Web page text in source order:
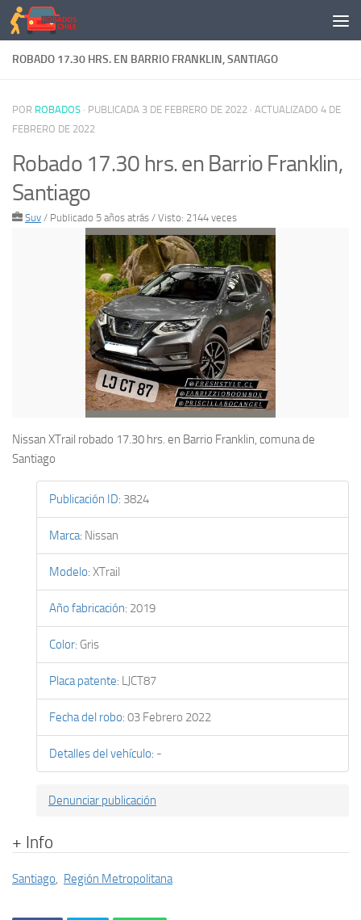
Saltar al contenido
ROBADO 17.30 HRS. EN BARRIO FRANKLIN, SANTIAGO
POR ROBADOS · PUBLICADA 3 DE FEBRERO DE 2022 · ACTUALIZADO 4 DE
FEBRERO DE 2022
Robado 17.30 hrs. en Barrio Franklin,
Santiago
Suv / Publicado 5 años atrás / Visto: 2144 veces
Nissan XTrail robado 17.30 hrs. en Barrio Franklin, comuna de
Santiago
Publicación ID: 3824
Marca: Nissan
Modelo: XTrail
Año fabricación: 2019
Color: Gris
Placa patente: LJCT87
Fecha del robo: 03 Febrero 2022
Detalles del vehículo: -
Denunciar publicación
+ Info
Santiago, Región Metropolitana